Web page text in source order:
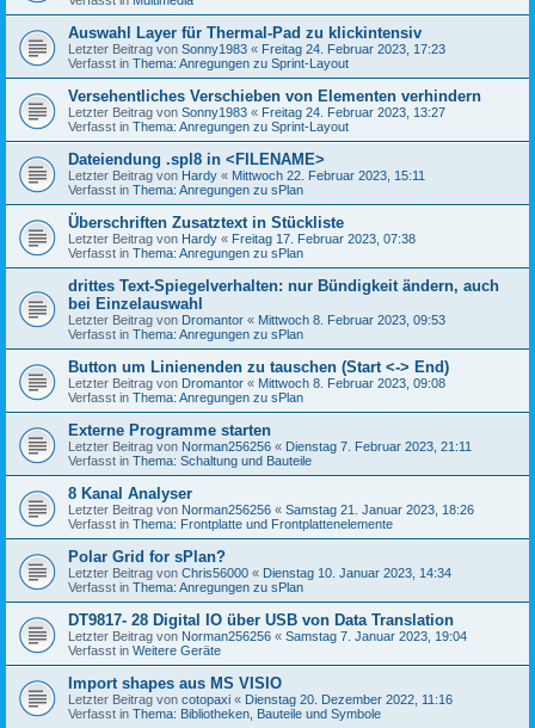
Auswahl Layer für Thermal-Pad zu klickintensiv
Letzter Beitrag von Sonny1983 « Freitag 24. Februar 2023, 17:23
Verfasst in Thema: Anregungen zu Sprint-Layout
Versehentliches Verschieben von Elementen verhindern
Letzter Beitrag von Sonny1983 « Freitag 24. Februar 2023, 13:27
Verfasst in Thema: Anregungen zu Sprint-Layout
Dateiendung .spl8 in <FILENAME>
Letzter Beitrag von Hardy « Mittwoch 22. Februar 2023, 15:11
Verfasst in Thema: Anregungen zu sPlan
Überschriften Zusatztext in Stückliste
Letzter Beitrag von Hardy « Freitag 17. Februar 2023, 07:38
Verfasst in Thema: Anregungen zu sPlan
drittes Text-Spiegelverhalten: nur Bündigkeit ändern, auch
bei Einzelauswahl
Letzter Beitrag von Dromantor « Mittwoch 8. Februar 2023, 09:53
Verfasst in Thema: Anregungen zu sPlan
Button um Linienenden zu tauschen (Start <-> End)
Letzter Beitrag von Dromantor « Mittwoch 8. Februar 2023, 09:08
Verfasst in Thema: Anregungen zu sPlan
Externe Programme starten
Letzter Beitrag von Norman256256 « Dienstag 7. Februar 2023, 21:11
Verfasst in Thema: Schaltung und Bauteile
8 Kanal Analyser
Letzter Beitrag von Norman256256 « Samstag 21. Januar 2023, 18:26
Verfasst in Thema: Frontplatte und Frontplattenelemente
Polar Grid for sPlan?
Letzter Beitrag von Chris56000 « Dienstag 10. Januar 2023, 14:34
Verfasst in Thema: Anregungen zu sPlan
DT9817- 28 Digital IO über USB von Data Translation
Letzter Beitrag von Norman256256 « Samstag 7. Januar 2023, 19:04
Verfasst in Weitere Geräte
Import shapes aus MS VISIO
Letzter Beitrag von cotopaxi « Dienstag 20. Dezember 2022, 11:16
Verfasst in Thema: Bibliotheken, Bauteile und Symbole